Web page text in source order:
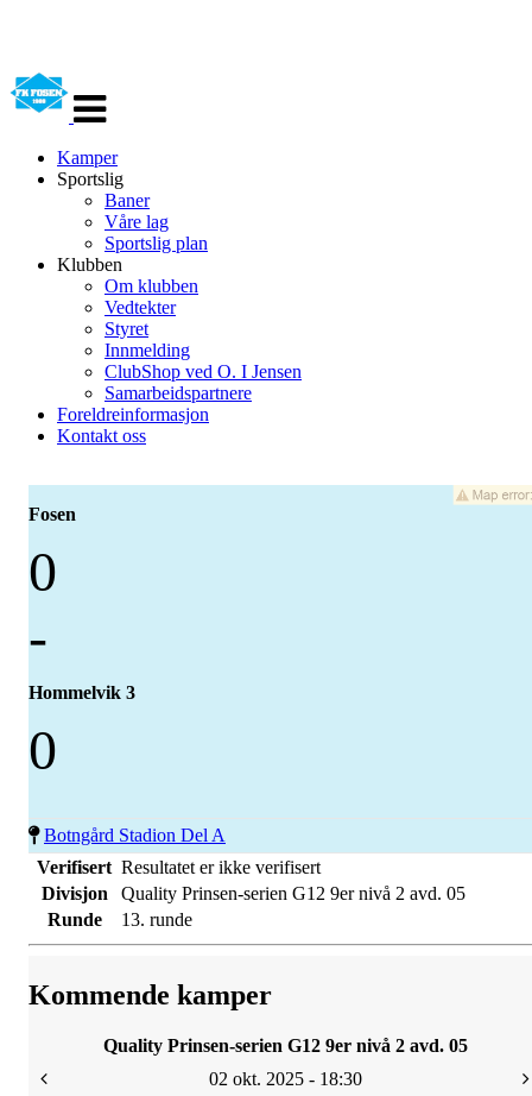
navigasjon
Kamper
Sportslig
Baner
Våre lag
Sportslig plan
Klubben
Om klubben
Vedtekter
Styret
Innmelding
ClubShop ved O. I Jensen
Samarbeidspartnere
Foreldreinformasjon
Kontakt oss
Fosen
0
-
Hommelvik 3
0
Botngård Stadion Del A
Verifisert Resultatet er ikke verifisert
Divisjon
Quality Prinsen-serien G12 9er nivå 2 avd. 05
Runde
13. runde
Kommende kamper
Quality Prinsen-serien G12 9er nivå 2 avd. 05
02 okt. 2025 - 18:30